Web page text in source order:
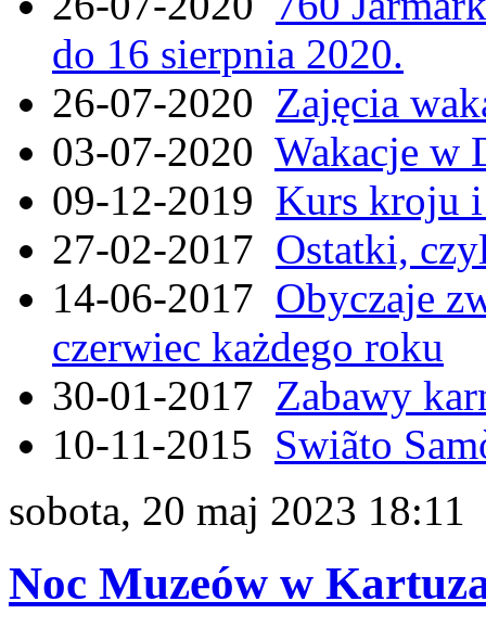
do 16 sierpnia 2020.
26-07-2020 Zajęcia
03-07-2020 Wakacje w
09-12-2019 Kurs kroju i
27-02-2017 Ostatki,
14-06-2017 Obyczaje
czerwiec każdego roku
30-01-2017 Zabawy
10-11-2015 Swiãto
sobota, 20 maj 2023 18:11
Noc Muzeów w